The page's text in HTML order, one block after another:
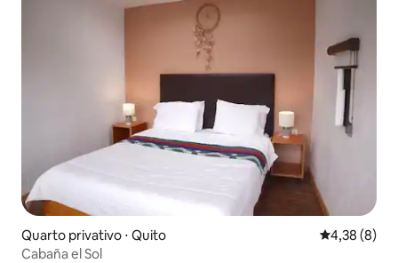
Quarto privativo ⋅ Quito 4,38 de uma
4,38 (8)
Cabaña el Sol